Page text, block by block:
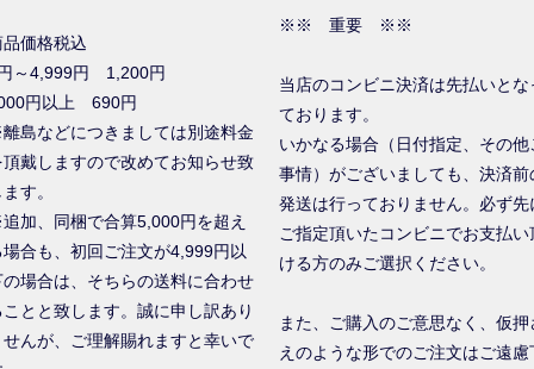
品価格税込
～4,999円 1,200円
円以上 690円
島などにつきましては別途料金
頂戴しますので改めてお知らせ致
す。
加、同梱で合算5,000円を超え
場合も、初回ご注文が4,999円以
の場合は、そちらの送料に合わせ
ことと致します。誠に申し訳あり
せんが、ご理解賜れますと幸いで
※※ 重要 ※※
当店のコンビニ決済は先払いとな
ております。
いかなる場合（日付指定、その他
事情）がございましても、決済前
発送は行っておりません。必ず先
ご指定頂いたコンビニでお支払い
ける方のみご選択ください。
また、ご購入のご意思なく、仮押
えのような形でのご注文はご遠慮